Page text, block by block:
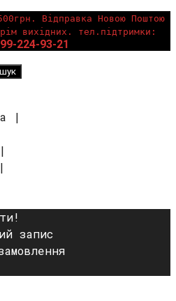
Відправка Новою Поштою
вихідних. тел.підтримки:
224-93-21
|
запис